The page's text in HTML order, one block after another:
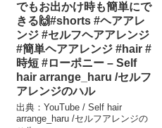
でもお出かけ時も簡単にで
きる🙌#shorts #ヘアアレ
ンジ #セルフヘアアレンジ
#簡単ヘアアレンジ #hair #
時短 #ローポニー – Self
hair arrange_haru /セルフ
アレンジのハル
出典：YouTube / Self hair
arrange_haru /セルフアレンジの